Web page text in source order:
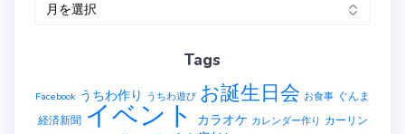
イ
Tags
Facebook うちわ作り うちわ遊び お誕生日会 お食事 ぐんま
経済新聞 イベント カラオケ カレンダー作り カーリン